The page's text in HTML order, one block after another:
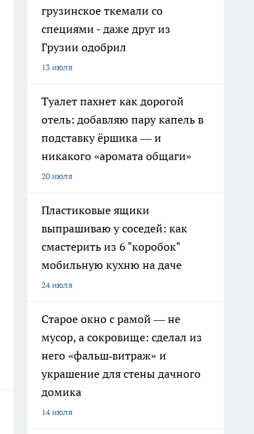
грузинское ткемали со
специями - даже друг из
Грузии одобрил
13 июля
Туалет пахнет как дорогой
отель: добавляю пару капель в
подставку ёршика — и
никакого «аромата общаги»
20 июля
Пластиковые ящики
выпрашиваю у соседей: как
смастерить из 6 "коробок"
мобильную кухню на даче
24 июля
Старое окно с рамой — не
мусор, а сокровище: сделал из
него «фальш‑витраж» и
украшение для стены дачного
домика
14 июля